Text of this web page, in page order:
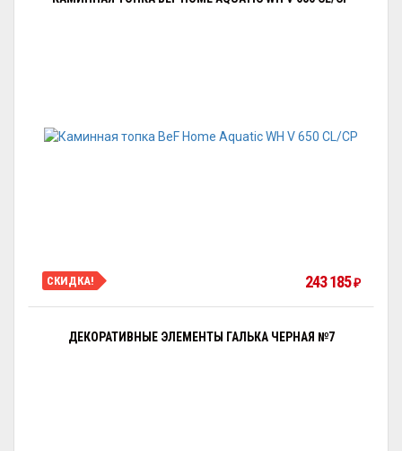
СКИДКА! 243 185₽
ДЕКОРАТИВНЫЕ ЭЛЕМЕНТЫ ГАЛЬКА ЧЕРНАЯ №7